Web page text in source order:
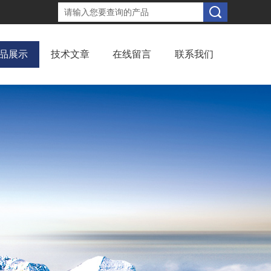
展示 技术文章 在线留言 联系我们